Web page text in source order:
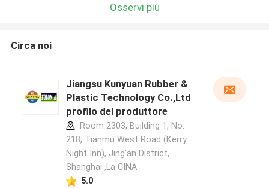
Osservi più
Circa noi
Jiangsu Kunyuan Rubber &
Plastic Technology Co.,Ltd
profilo del produttore
Room 2303, Building 1, No.
218, Tianmu West Road (Kerry
Night Inn), Jing'an District,
Shanghai ,La CINA
5.0